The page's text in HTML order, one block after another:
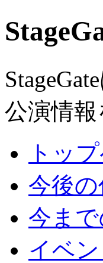
公演情
トッ
今後
今ま
イベン